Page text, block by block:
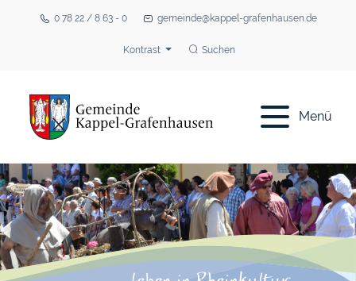
0 78 22 / 8 63 - 0 gemeinde@kappel-grafenhausen.de
Kontrast Suchen
Menü